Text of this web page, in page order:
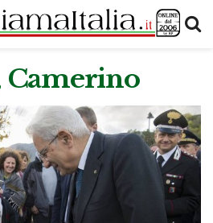
Camerino